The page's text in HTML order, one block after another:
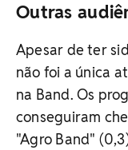
Outras
Apesar de ter
não foi a única
na Band. Os
conseguiram
"Agro Band"